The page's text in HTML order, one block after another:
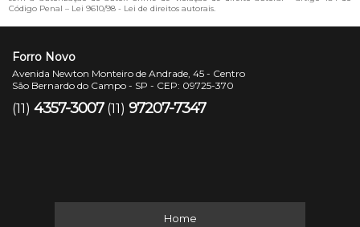
Código Penal – Lei 9610/98 - Lei de direitos autorais.
Forro Novo
Avenida Newton Monteiro de Andrade, 45 - Centro
São Bernardo do Campo - SP - CEP: 09725-370
(11) 4357-3007 (11) 97207-7347
Home